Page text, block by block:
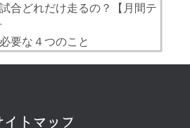
合どれだけ走るの？【月間テ
要な４つのこと
イトマップ